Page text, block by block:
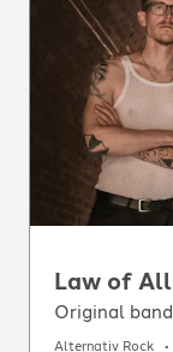
Law of All
Original
Alternativ Rock